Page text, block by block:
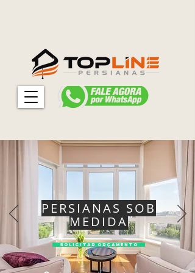
PERSIANAS SOB
MEDIDA
SOLICITAR ORÇAMENTO